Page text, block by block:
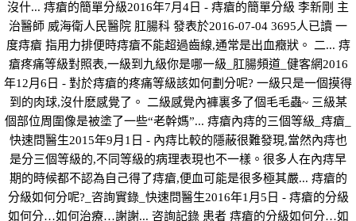
沒什... 痔瘡的簡單分級2016年7月4日 - 痔瘡的簡單分級 李新剛 主
治醫師 威海衛人民醫院 肛腸科 發表於2016-07-04 3695人已讀 一
度痔瘡 指用力排便時痔瘡不能超過齒線,通常是出血癥狀。 二... 痔
瘡疼痛等級對照表,一級到九級你是哪一級_肛腸頻道_健客網2016
年12月6日 - 對於痔瘡的疼痛等級該如何劃分呢? 一級只是一個摸得
到的肉球,沒什麽感覺了。 二級感覺內褲裏多了個毛毛蟲~ 三級某
個部位周圍像是被塗了一些“老幹媽”... 痔瘡內痔的三個等級_痔瘡_
快速問醫生2015年9月1日 - 內痔比較的隱蔽很難發現,當然內痔也
是分三個等級的,不同等級的病理表現也不一樣。很多人在內痔早
期的時候都不認為自己得了痔瘡,便血可能是很多極其嚴... 痔瘡的
分級如何分呢?_咨詢實錄_快速問醫生2016年1月5日 - 痔瘡的分級
如何分…如何治療…謝謝... 咨詢記錄 患者 痔瘡的分級如何分…如